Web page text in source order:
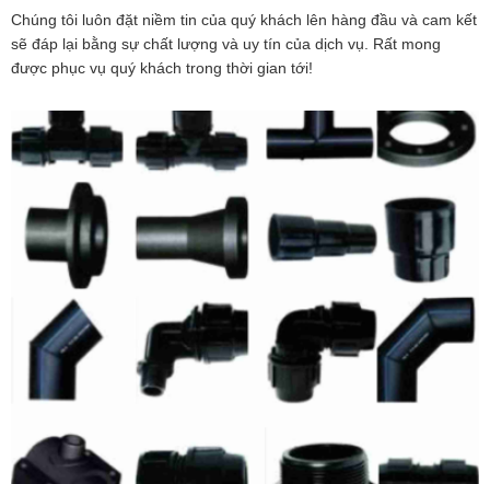
Chúng tôi luôn đặt niềm tin của quý khách lên hàng đầu và cam kết
sẽ đáp lại bằng sự chất lượng và uy tín của dịch vụ. Rất mong
được phục vụ quý khách trong thời gian tới!